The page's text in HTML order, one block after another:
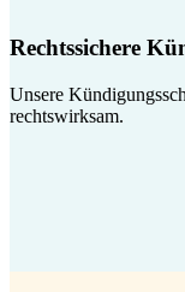
Rechtssichere
Unsere
rechtswirksam.